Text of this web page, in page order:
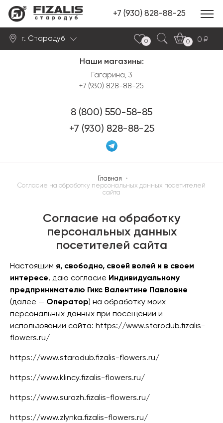
стародуб +7 (930) 828-88-25
г. Стародуб 0 0
0
Наши магазины:
Гагарина, 3
+7 (930) 828-88-25
8 (800) 550-58-85
+7 (930) 828-88-25
Главная
•
Согласие на обработку персональных данных посетителей
сайта
Согласие на обработку
персональных данных
посетителей сайта
Настоящим я, свободно, своей волей и в своем
интересе, даю согласие Индивидуальному
предпринимателю Гикс Валентине Павловне
(далее — Оператор) на обработку моих
персональных данных при посещении и
использовании сайта: https://www.starodub.fizalis-
flowers.ru/
https://www.starodub.fizalis-flowers.ru/
https://www.klincy.fizalis-flowers.ru/
https://www.surazh.fizalis-flowers.ru/
https://www.zlynka.fizalis-flowers.ru/